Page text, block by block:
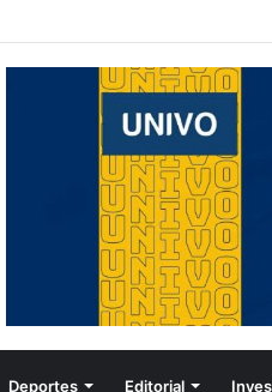
de Invierno
Deportes Editorial